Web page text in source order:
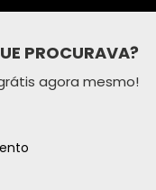
PROCURAVA?
agora mesmo!